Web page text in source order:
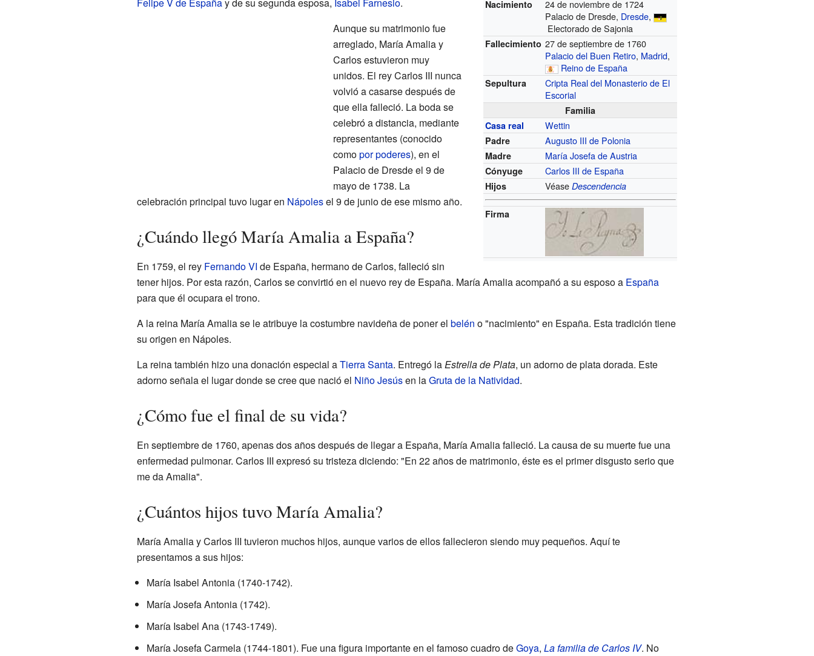
Nacimiento
24 de noviembre de 1724
Palacio de Dresde, Dresde,
Electorado de Sajonia
Fallecimiento 27 de septiembre de 1760
Palacio del Buen Retiro, Madrid,
Reino de España
Sepultura
Cripta Real del Monasterio de El
Escorial
Familia
Casa real
Wettin
Padre Augusto III de Polonia
Madre María Josefa de Austria
Cónyuge Carlos III de España
Hijos VéaseDescendencia
Firma
Aunque su matrimonio fue
arreglado, María Amalia y
Carlos estuvieron muy
unidos. El rey Carlos III nunca
volvió a casarse después de
que ella falleció. La boda se
celebró a distancia, mediante
representantes (conocido
comopor poderes), en el
Palacio de Dresde el 9 de
mayo de 1738. La
celebración principal tuvo lugar en Nápolesel 9 de junio de ese mismo año.
¿Cuándo llegó María Amalia a España?
En 1759, el rey Fernando VI de España, hermano de Carlos, falleció sin
tener hijos. Por esta razón, Carlos se convirtió en el nuevo rey de España. María Amalia acompañó a su esposo a España
para que él ocupara el trono.
A la reina María Amalia se le atribuye la costumbre navideña de poner el belén o "nacimiento" en España. Esta tradición tiene
su origen en Nápoles.
La reina también hizo una donación especial aTierra Santa. Entregó laEstrella de Plata, un adorno de plata dorada. Este
adorno señala el lugar donde se cree que nació el Niño Jesúsen laGruta de la Natividad.
¿Cómo fue el final de su vida?
En septiembre de 1760, apenas dos años después de llegar a España, María Amalia falleció. La causa de su muerte fue una
enfermedad pulmonar. Carlos III expresó su tristeza diciendo: "En 22 años de matrimonio, éste es el primer disgusto serio que
me da Amalia".
¿Cuántos hijos tuvo María Amalia?
María Amalia y Carlos III tuvieron muchos hijos, aunque varios de ellos fallecieron siendo muy pequeños. Aquí te
presentamos a sus hijos:
María Isabel Antonia (1740-1742).
María Josefa Antonia (1742).
María Isabel Ana (1743-1749).
María Josefa Carmela (1744-1801). Fue una figura importante en el famoso cuadro deGoya, La familia de Carlos IV. No